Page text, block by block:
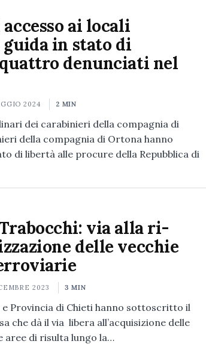
ai locali
in stato di
quattro denunciati nel
2024 2 MIN
dei carabinieri della compagnia di
della compagnia di Ortona hanno
di libertà alle procure della Repubblica di
via alla ri-
delle vecchie
2023 3 MIN
e Provincia di Chieti hanno sottoscritto il
che dà il via libera all’acquisizione delle
aree di risulta lungo la…